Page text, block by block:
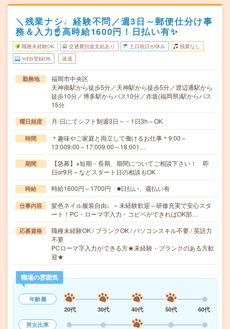
＼残業ナシ♩経験不問／週3日～郵便仕分け事
務＆入力☝高時給1600円！日払い有✨
職種未経験OK 交通費別途支給あり 土日祝日が休み 残業なし
WEB登録OK 派遣
勤務地
福岡市中央区
天神南駅から徒歩5分／天神駅から徒歩5分／渡辺通駅から
徒歩10分／博多駅からバス10分／赤坂(福岡県)駅からバス
15分
曜日頻度 月-日にてシフト制週3日～・1日3h～OK
時間
＊趣味やご家庭と両立して働けるお仕事＊9:00～
13:009:00～17:009:00～18:001…
期間
【急募】※短期・長期、期間についてご相談下さい！ 即
日or9月～などスタート日の相談もOK
時給 時給1600円～1700円 ■日払い、週払い有
仕事内容
髪色ネイル服装自由♩～未経験歓迎～研修充実で安心スタ
ート！PC・ローマ字入力・コピペができればOK部…
応募資格
職種未経験OK / ブランクOK / パソコンスキル不要 / 英語力
不要
PCローマ字入力ができる方★未経験・ブランクのある方歓
迎★
職場の雰囲気
年齢層
20代
30代 40代 50代
60代
男女比率